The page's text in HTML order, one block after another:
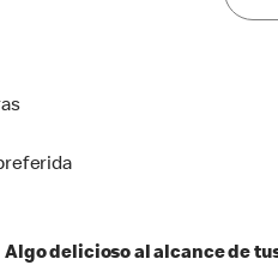
Algo delicioso al alcance de